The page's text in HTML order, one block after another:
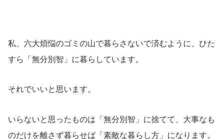
私、六大煩悩のゴミの山で暮らさないで済むように、ひた
すら「無分別智」に暮らしています。
それでいいと思います。
いらないと思ったものは「無分別智」に捨てて、大事なも
のだけを離さず暮らせば「素敵な暮らし方」になります。